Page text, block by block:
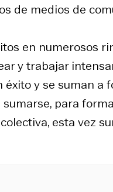
de medios de
en numerosos
y trabajar
y se suman
para
esta vez